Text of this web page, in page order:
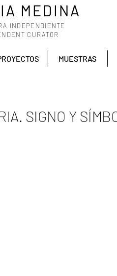
MEDINA
INDEPENDIENTE
CURATOR
MUESTRAS
SIGNO Y